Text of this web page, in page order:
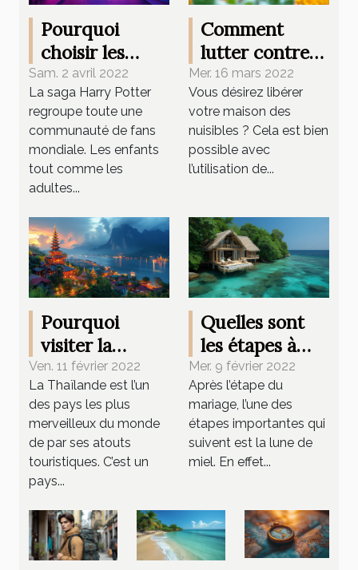
Pourquoi
choisir les
studios Harry
Potter à
Londres ?
Sam. 2 avril 2022
La saga Harry Potter
regroupe toute une
communauté de fans
mondiale. Les enfants
tout comme les
adultes...
Comment
lutter contre
les nuisibles ?
Mer. 16 mars 2022
Vous désirez libérer
votre maison des
nuisibles ? Cela est bien
possible avec
l’utilisation de...
Pourquoi
visiter la
Thaïlande ?
Ven. 11 février 2022
La Thaïlande est l’un
des pays les plus
merveilleux du monde
de par ses atouts
touristiques. C’est un
pays...
Quelles sont
les étapes à
suivre pour
bien organiser
son voyage de
noces?
Mer. 9 février 2022
Après l’étape du
mariage, l’une des
étapes importantes qui
suivent est la lune de
miel. En effet...